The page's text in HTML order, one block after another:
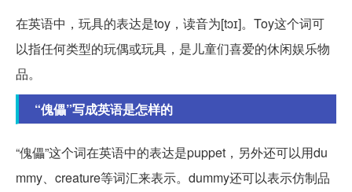
在英语中，玩具的表达是toy，读音为[tɔɪ]。Toy这个词可
以指任何类型的玩偶或玩具，是儿童们喜爱的休闲娱乐物
品。
“傀儡”写成英语是怎样的
“傀儡”这个词在英语中的表达是puppet，另外还可以用du
mmy、creature等词汇来表示。dummy还可以表示仿制品